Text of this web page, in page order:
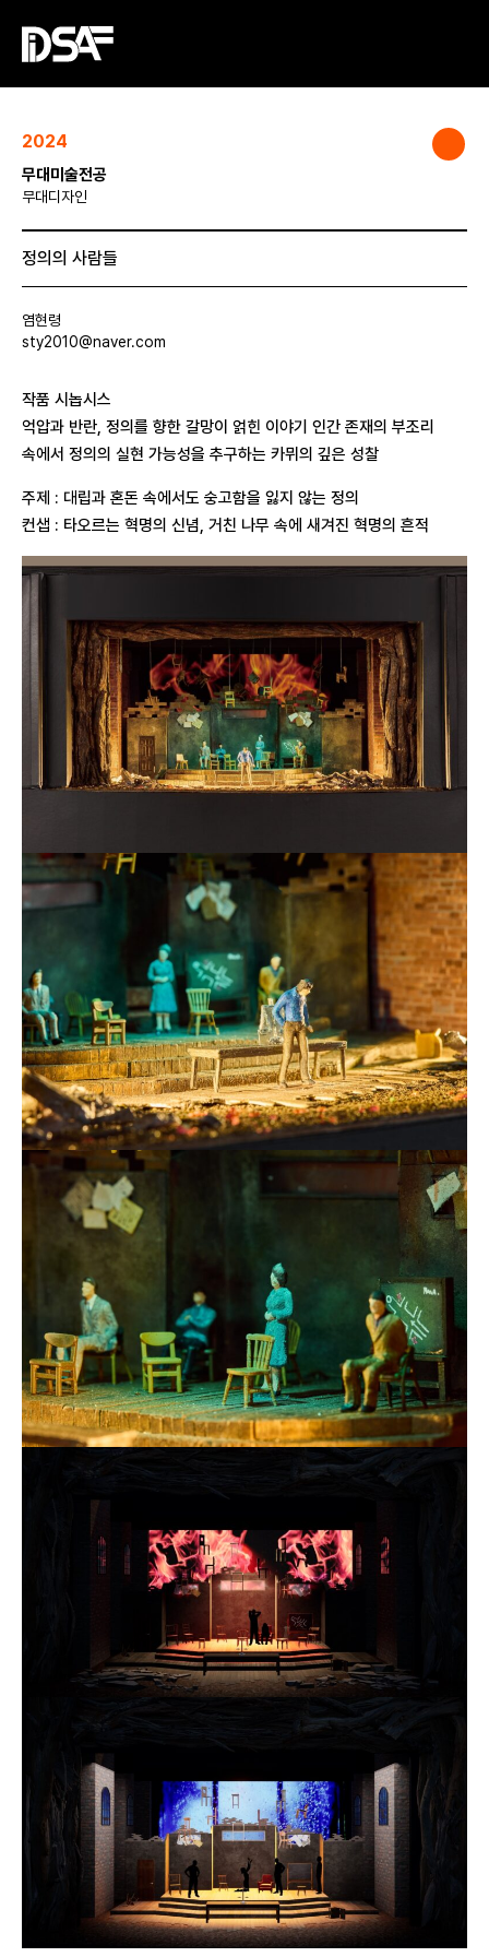
2024
무대미술전공
무대디자인
정의의 사람들
염현령
sty2010@naver.com
작품 시놉시스
억압과 반란, 정의를 향한 갈망이 얽힌 이야기 인간 존재의 부조리
속에서 정의의 실현 가능성을 추구하는 카뮈의 깊은 성찰
주제 : 대립과 혼돈 속에서도 숭고함을 잃지 않는 정의
컨샙 : 타오르는 혁명의 신념, 거친 나무 속에 새겨진 혁명의 흔적